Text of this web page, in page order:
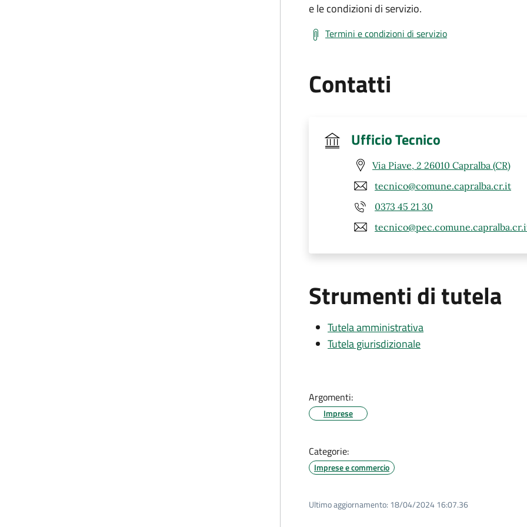
e le condizioni di servizio.
Termini e condizioni di servizio
Contatti
Ufficio Tecnico
Via Piave, 2 26010 Capralba (CR)
tecnico@comune.capralba.cr.it
0373 45 21 30
Strumenti di tutela
Tutela amministrativa
Tutela giurisdizionale
Argomenti:
Imprese
Categorie:
Imprese e commercio
Ultimo aggiornamento: 18/04/2024 16:07.36